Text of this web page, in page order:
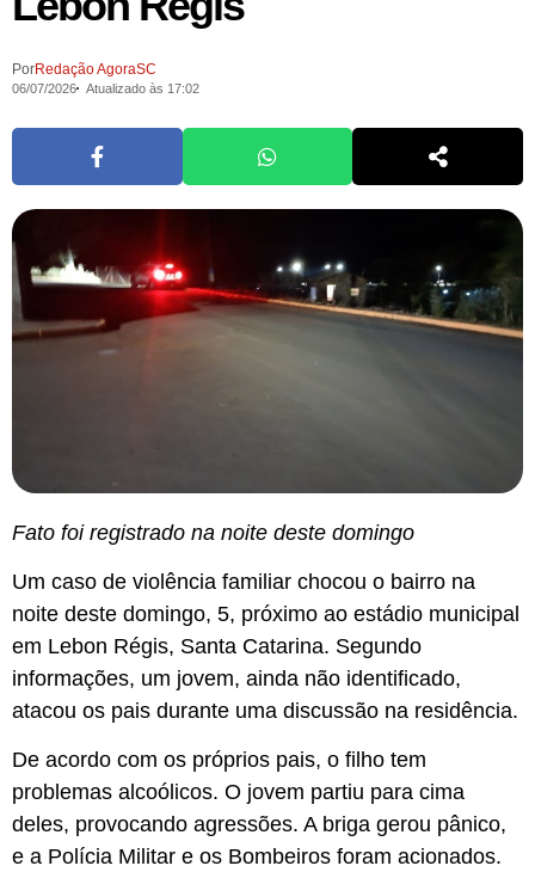
PorRedação AgoraSC
06/07/2026 Atualizado às 17:02
Fato foi registrado na noite deste domingo
Um caso de violência familiar chocou o bairro na
noite deste domingo, 5, próximo ao estádio municipal
em Lebon Régis, Santa Catarina. Segundo
informações, um jovem, ainda não identificado,
atacou os pais durante uma discussão na residência.
De acordo com os próprios pais, o filho tem
problemas alcoólicos. O jovem partiu para cima
deles, provocando agressões. A briga gerou pânico,
e a Polícia Militar e os Bombeiros foram acionados.